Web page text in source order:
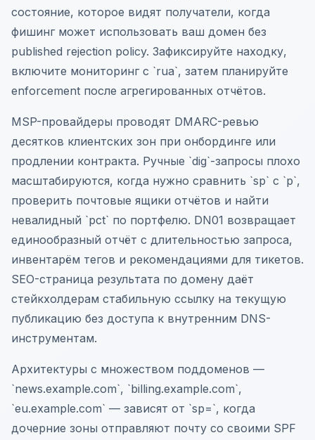
состояние, которое видят получатели, когда
фишинг может использовать ваш домен без
published rejection policy. Зафиксируйте находку,
включите мониторинг с `rua`, затем планируйте
enforcement после агрегированных отчётов.
MSP-провайдеры проводят DMARC-ревью
десятков клиентских зон при онбординге или
продлении контракта. Ручные `dig`-запросы плохо
масштабируются, когда нужно сравнить `sp` с `p`,
проверить почтовые ящики отчётов и найти
невалидный `pct` по портфелю. DN01 возвращает
единообразный отчёт с длительностью запроса,
инвентарём тегов и рекомендациями для тикетов.
SEO-страница результата по домену даёт
стейкхолдерам стабильную ссылку на текущую
публикацию без доступа к внутренним DNS-
инструментам.
Архитектуры с множеством поддоменов —
`news.example.com`, `billing.example.com`,
`eu.example.com` — зависят от `sp=`, когда
дочерние зоны отправляют почту со своими SPF